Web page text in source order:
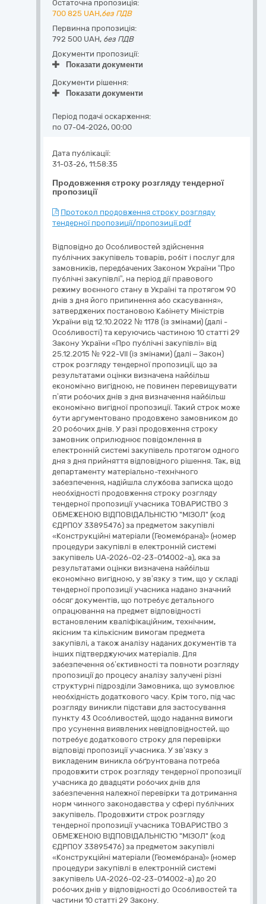
Остаточна пропозиція:
700 825 UAH,без ПДВ
Первинна пропозиція:
792 500 UAH, без ПДВ
Документи пропозиції:
Показати документи
Документи рішення:
Показати документи
Період подачі оскарження:
по 07-04-2026, 00:00
Продовження строку розгляду тендерної
пропозиції
Дата публікації:
31-03-26, 11:58:35
Протокол продовження строку розгляду
тендерної пропозиції/пропозиції.pdf
Відповідно до Особливостей здійснення
публічних закупівель товарів, робіт і послуг для
замовників, передбачених Законом України “Про
публічні закупівлі”, на період дії правового
режиму воєнного стану в Україні та протягом 90
днів з дня його припинення або скасування»,
затверджених постановою Кабінету Міністрів
України від 12.10.2022 № 1178 (із змінами) (далі -
Особливості) та керуючись частиною 10 статті 29
Закону України «Про публічні закупівлі» від
25.12.2015 № 922-VII (із змінами) (далі – Закон)
строк розгляду тендерної пропозиції, що за
результатами оцінки визначена найбільш
економічно вигідною, не повинен перевищувати
п’яти робочих днів з дня визначення найбільш
економічно вигідної пропозиції. Такий строк може
бути аргументовано продовжено замовником до
20 робочих днів. У разі продовження строку
замовник оприлюднює повідомлення в
електронній системі закупівель протягом одного
дня з дня прийняття відповідного рішення. Так, від
департаменту матеріально-технічного
забезпечення, надійшла службова записка щодо
необхідності продовження строку розгляду
тендерної пропозиції учасника ТОВАРИСТВО З
ОБМЕЖЕНОЮ ВІДПОВІДАЛЬНІСТЮ "МІЗОЛ" (код
ЄДРПОУ 33895476) за предметом закупівлі
«Конструкційні матеріали (Геомембрана)» (номер
процедури закупівлі в електронній системі
закупівель UA-2026-02-23-014002-a), яка за
результатами оцінки визначена найбільш
економічно вигідною, у зв’язку з тим, що у складі
тендерної пропозиції учасника надано значний
обсяг документів, що потребує детального
опрацювання на предмет відповідності
встановленим кваліфікаційним, технічним,
якісним та кількісним вимогам предмета
закупівлі, а також аналізу наданих документів та
інших підтверджуючих матеріалів. Для
забезпечення об’єктивності та повноти розгляду
пропозиції до процесу аналізу залучені різні
структурні підрозділи Замовника, що зумовлює
необхідність додаткового часу. Крім того, під час
розгляду виникли підстави для застосування
пункту 43 Особливостей, щодо надання вимоги
про усунення виявлених невідповідностей, що
потребує додаткового строку для перевірки
відповіді пропозиції учасника. У зв’язку з
викладеним виникла обґрунтована потреба
продовжити строк розгляду тендерної пропозиції
учасника до двадцяти робочих днів для
забезпечення належної перевірки та дотримання
норм чинного законодавства у сфері публічних
закупівель. Продовжити строк розгляду
тендерної пропозиції учасника ТОВАРИСТВО З
ОБМЕЖЕНОЮ ВІДПОВІДАЛЬНІСТЮ "МІЗОЛ" (код
ЄДРПОУ 33895476) за предметом закупівлі
«Конструкційні матеріали (Геомембрана)» (номер
процедури закупівлі в електронній системі
закупівель UA-2026-02-23-014002-a) до 20
робочих днів у відповідності до Особливостей та
частини 10 статті 29 Закону.